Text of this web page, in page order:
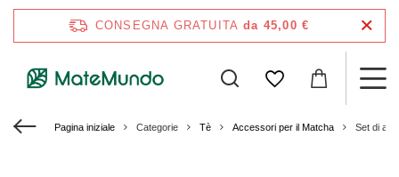
CONSEGNA GRATUITA da 45,00 €
Pagina iniziale Categorie Tè Accessori per il Matcha Set di